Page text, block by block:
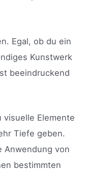
Egal, ob du ein
Kunstwerk
beeindruckend
Elemente
Tiefe geben.
Anwendung von
bestimmten